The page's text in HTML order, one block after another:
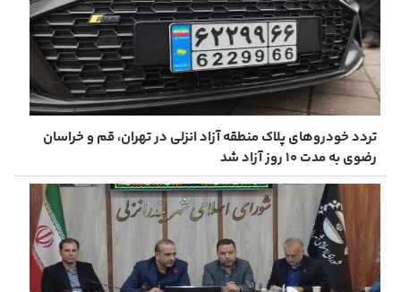
تردد خودروهای پلاک منطقه آزاد انزلی در تهران، قم و خراسان
رضوی به مدت ۱۰ روز آزاد شد